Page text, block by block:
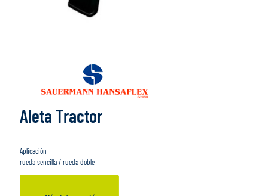
Aleta Tractor
Aplicación
rueda sencilla / rueda doble